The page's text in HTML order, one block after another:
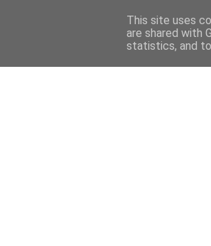
This site uses
are shared with
statistics, and